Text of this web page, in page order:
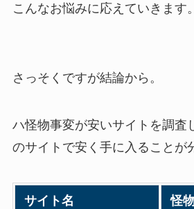
こんなお悩みに応えていきます。
さっそくですが結論から。
ハ怪物事変が安いサイトを調査
のサイトで安く手に入ることが
サイト名 怪